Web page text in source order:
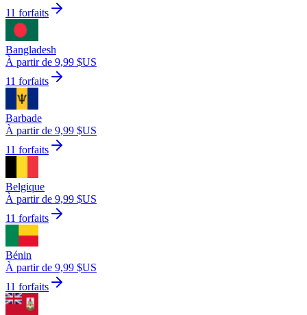
11 forfaits
Bangladesh
À partir de 9,99 $US
11 forfaits
Barbade
À partir de 9,99 $US
11 forfaits
Belgique
À partir de 9,99 $US
11 forfaits
Bénin
À partir de 9,99 $US
11 forfaits